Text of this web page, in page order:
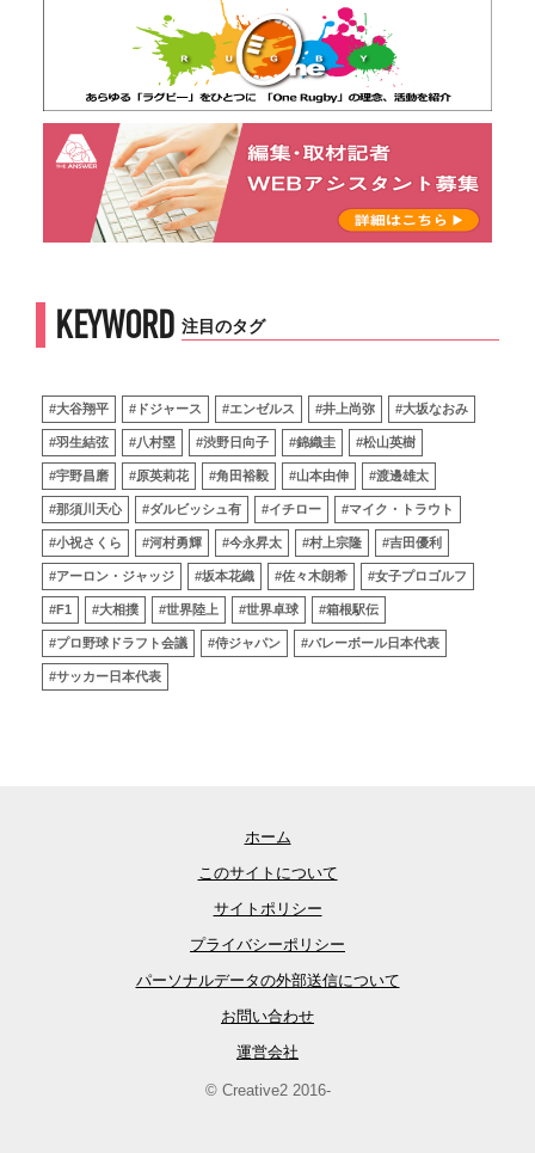
KEYWORD 注目のタグ
#大谷翔平 #ドジャース #エンゼルス #井上尚弥 #大坂なおみ
#羽生結弦 #八村塁 #渋野日向子 #錦織圭 #松山英樹
#宇野昌磨 #原英莉花 #角田裕毅 #山本由伸 #渡邊雄太
#那須川天心 #ダルビッシュ有 #イチロー #マイク・トラウト
#小祝さくら #河村勇輝 #今永昇太 #村上宗隆 #吉田優利
#アーロン・ジャッジ #坂本花織 #佐々木朗希 #女子プロゴルフ
#F1 #大相撲 #世界陸上 #世界卓球 #箱根駅伝
#プロ野球ドラフト会議 #侍ジャパン #バレーボール日本代表
#サッカー日本代表
ホーム
このサイトについて
サイトポリシー
プライバシーポリシー
パーソナルデータの外部送信について
お問い合わせ
運営会社
© Creative2 2016-